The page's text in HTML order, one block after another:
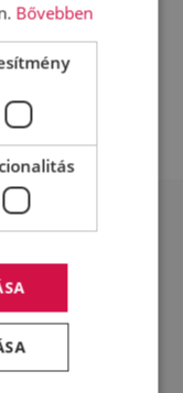
utca 13.
Bővebben